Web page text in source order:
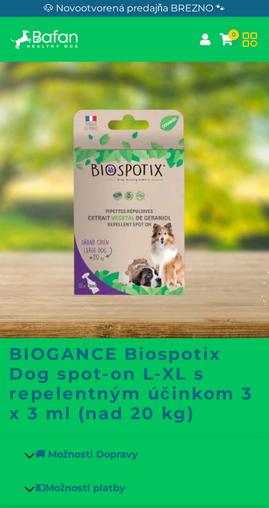
Skip to Content🐶 Novootvorená predajňa BREZNO 🐾
0
BIOGANCE Biospotix
Dog spot-on L-XL s
repelentným účinkom 3
x 3 ml (nad 20 kg)
🚚 Možnosti Dopravy
💵Možnosti platby